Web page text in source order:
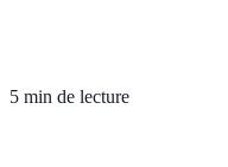
5 min de lecture